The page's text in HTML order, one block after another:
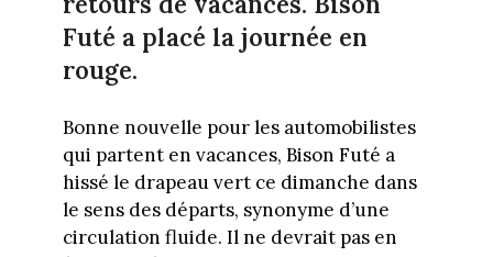
Futé a placé la journée en
rouge.
Bonne nouvelle pour les automobilistes
qui partent en vacances, Bison Futé a
hissé le drapeau vert ce dimanche dans
le sens des départs, synonyme d’une
circulation fluide. Il ne devrait pas en